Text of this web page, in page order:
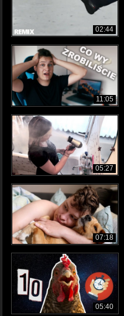
02:44
11:05
05:27
07:18
05:40